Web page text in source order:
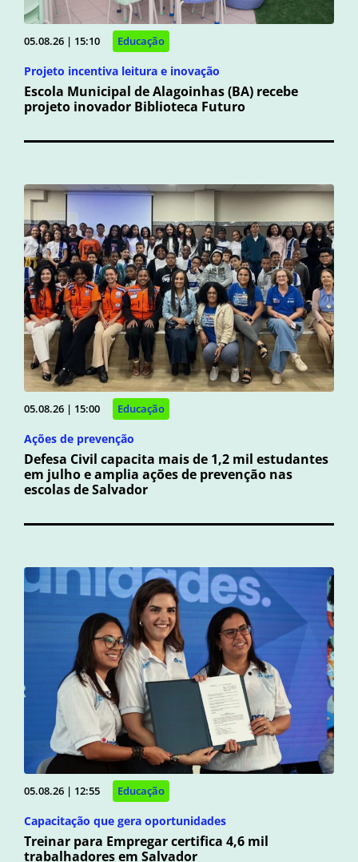
05.08.26 | 15:10 Educação
Projeto incentiva leitura e inovação
Escola Municipal de Alagoinhas (BA) recebe
projeto inovador Biblioteca Futuro
05.08.26 | 15:00 Educação
Ações de prevenção
Defesa Civil capacita mais de 1,2 mil estudantes
em julho e amplia ações de prevenção nas
escolas de Salvador
05.08.26 | 12:55 Educação
Capacitação que gera oportunidades
Treinar para Empregar certifica 4,6 mil
trabalhadores em Salvador